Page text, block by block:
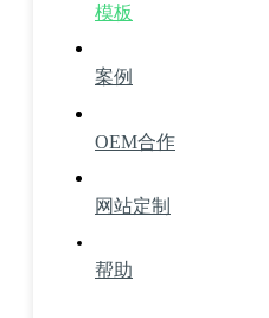
模板
案例
OEM合作
网站定制
帮助